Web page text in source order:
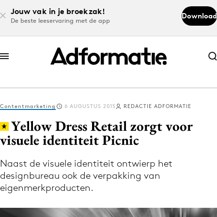
Jouw vak in je broekzak!
De beste leeservaring met de app
Download
Abonneer nu
Abonneer nu
Log in
Volg het laatste nieuws via de Adformatie
Nieuws app
Contentmarketing 6 AUGUSTUS 2015 REDACTIE ADFORMATIE
Yellow Dress Retail zorgt voor
visuele identiteit Picnic
Naast de visuele identiteit ontwierp het
designbureau ook de verpakking van
eigenmerkproducten.